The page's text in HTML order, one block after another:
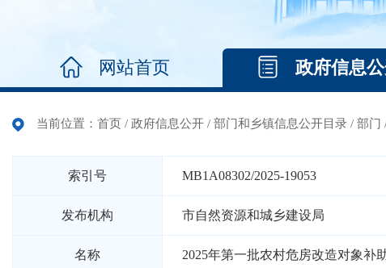
网站首页 政府信息
当前位置： 首页 / 政府信息公开 / 部门和乡镇信息公开目录 / 部门
索引号 MB1A08302/2025-19053
发布机构 市自然资源和城乡建设局
名称 2025年第一批农村危房改造对象补